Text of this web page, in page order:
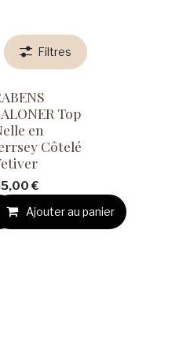
Filtres
Top
en
Côtelé
€
Ajouter au panier